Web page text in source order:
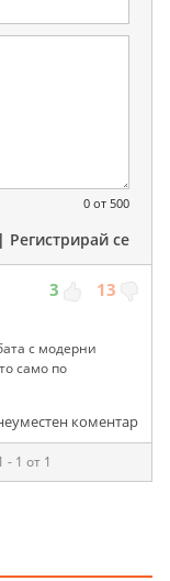
0 от 500
| Регистрирай се
3 13
с модерни
само по
коментар
- 1 от 1